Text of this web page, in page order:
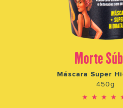
Morte
Máscara Super
450g